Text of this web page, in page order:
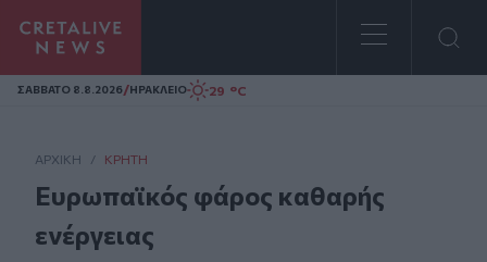
Homepage
ΣAΒΒΑΤΟ 8.8.2026/ΗΡΑΚΛΕΙΟ 29 °C
ΑΡΧΙΚΗ / ΚΡΉΤΗ
Ευρωπαϊκός φάρος καθαρής
ενέργειας